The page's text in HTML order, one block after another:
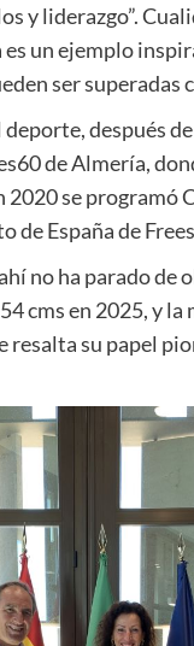
y liderazgo”.
un ejemplo
ser superadas
después
de Almería,
2020 se programó
de España de
no ha parado de
cms en 2025, y
resalta su papel